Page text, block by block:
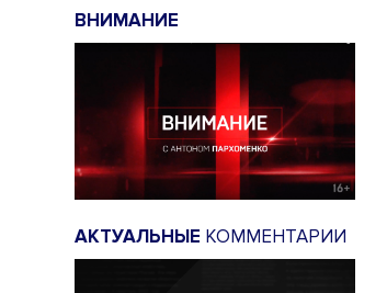
ВНИМАНИЕ
АКТУАЛЬНЫЕ КОММЕНТАРИИ